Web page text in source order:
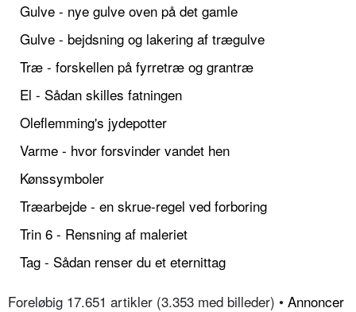
Gulve - nye gulve oven på det gamle
Gulve - bejdsning og lakering af trægulve
Træ - forskellen på fyrretræ og grantræ
El - Sådan skilles fatningen
Oleflemming's jydepotter
Varme - hvor forsvinder vandet hen
Kønssymboler
Træarbejde - en skrue-regel ved forboring
Trin 6 - Rensning af maleriet
Tag - Sådan renser du et eternittag
Foreløbig 17.651 artikler (3.353 med billeder) • Annoncer